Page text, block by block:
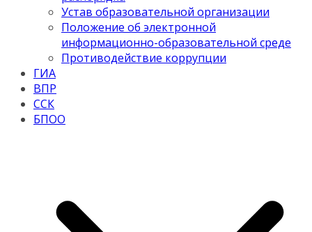
Устав образовательной организации
Положение об электронной
информационно-образовательной среде
Противодействие коррупции
ГИА
ВПР
ССК
БПОО